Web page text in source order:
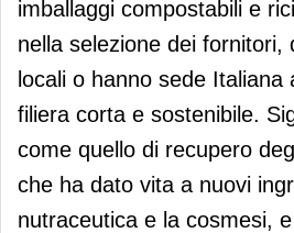
imballaggi compostabili e
nella selezione dei fornitori,
locali o hanno sede Italiana
filiera corta e sostenibile.
come quello di recupero
che ha dato vita a nuovi
nutraceutica e la cosmesi,